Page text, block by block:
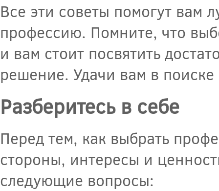
Все эти советы помогут вам
профессию. Помните, что
и вам стоит посвятить
решение. Удачи вам в поиске
Разберитесь в себе
Перед тем, как выбрать
стороны, интересы и
следующие вопросы: